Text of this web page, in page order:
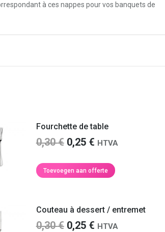
à ces nappes pour vos banquets de
Fourchette de table
0,30€ Oorspronkelijke
was:
0,25 €Huidige
is:
HTVA
Toevoegen aan offerte
Couteau à dessert / entremet
0,30€ Oorspronkelijke
0,25 €Huidige
HTVA